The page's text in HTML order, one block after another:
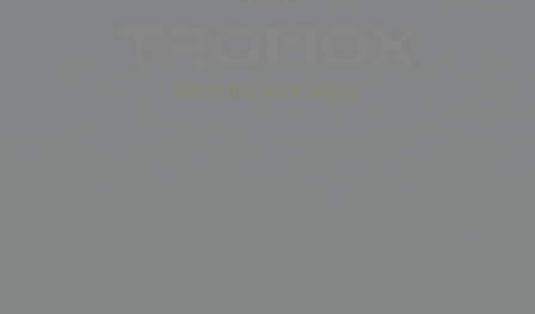
Born for cool riding